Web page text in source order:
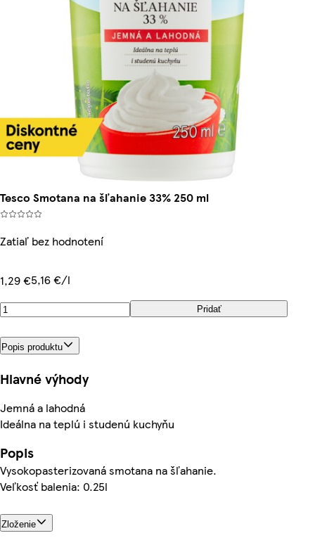
Tesco Smotana na šľahanie 33% 250 ml
Zatiaľ bez hodnotení
1,29 €5,16 €/l
Pridať
Popis produktu
Hlavné výhody
Jemná a lahodná
Ideálna na teplú i studenú kuchyňu
Popis
Vysokopasterizovaná smotana na šľahanie.
Veľkosť balenia: 0.25l
Zloženie